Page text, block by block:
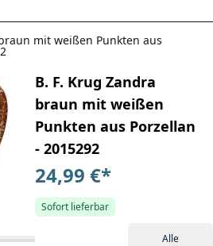
mit weißen Punkten aus
B. F. Krug Zandra
braun mit weißen
Punkten aus Porzellan
- 2015292
24,99 €*
Sofort lieferbar
Alle